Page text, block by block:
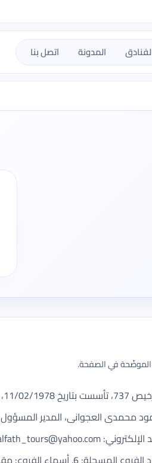
المدونة اتصل بنا
الموضّحة في الصفحة.
محمدى العجوانى، المدير
_tours@yahoo.com